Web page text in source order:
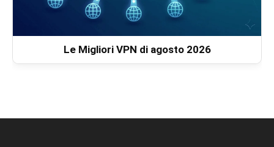
Le Migliori VPN di agosto 2026